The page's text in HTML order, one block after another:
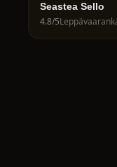
Seastea Sello
4.8/5